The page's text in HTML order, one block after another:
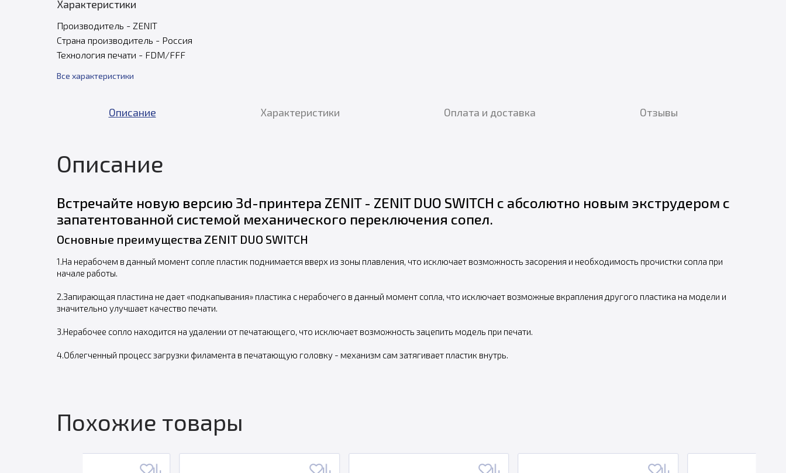
Характеристики
Производитель - ZENIT
Страна производитель - Россия
Технология печати - FDM/FFF
Все характеристики
Описание Характеристики Оплата и доставка Отзывы
Описание
Встречайте новую версию 3d-принтера ZENIT - ZENIT DUO SWITCH с абсолютно новым экструдером с
запатентованной системой механического переключения сопел.
Основные преимущества ZENIT DUO SWITCH
1.На нерабочем в данный момент сопле пластик поднимается вверх из зоны плавления, что исключает возможность засорения и необходимость прочистки сопла при
начале работы.
2.Запирающая пластина не дает «подкапывания» пластика с нерабочего в данный момент сопла, что исключает возможные вкрапления другого пластика на модели и
значительно улучшает качество печати.
3.Нерабочее сопло находится на удалении от печатающего, что исключает возможность зацепить модель при печати.
4.Облегченный процесс загрузки филамента в печатающую головку - механизм сам затягивает пластик внутрь.
Похожие товары